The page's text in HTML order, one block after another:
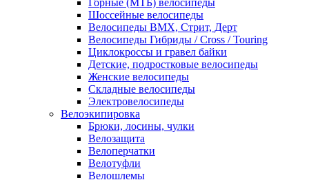
Горные (МТБ) велосипеды
Шоссейные велосипеды
Велосипеды BMX, Стрит, Дерт
Велосипеды Гибриды / Cross / Touring
Циклокроссы и гравел байки
Детские, подростковые велосипеды
Женские велосипеды
Складные велосипеды
Электровелосипеды
Велоэкипировка
Брюки, лосины, чулки
Велозащита
Велоперчатки
Велотуфли
Велошлемы